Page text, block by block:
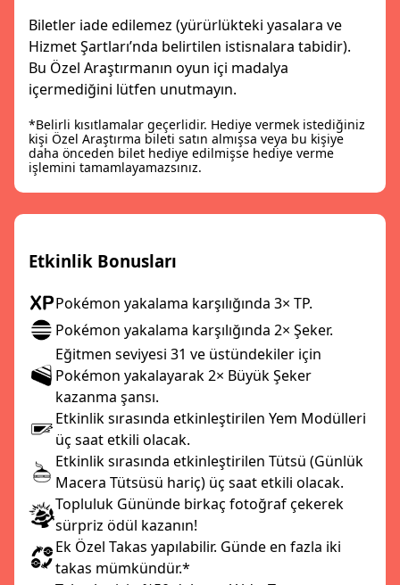
Biletler iade edilemez (yürürlükteki yasalara ve
Hizmet Şartları’nda belirtilen istisnalara tabidir).
Bu Özel Araştırmanın oyun içi madalya
içermediğini lütfen unutmayın.
*Belirli kısıtlamalar geçerlidir. Hediye vermek istediğiniz
kişi Özel Araştırma bileti satın almışsa veya bu kişiye
daha önceden bilet hediye edilmişse hediye verme
işlemini tamamlayamazsınız.
Etkinlik Bonusları
Pokémon yakalama karşılığında 3× TP.
Pokémon yakalama karşılığında 2× Şeker.
Eğitmen seviyesi 31 ve üstündekiler için
Pokémon yakalayarak 2× Büyük Şeker
kazanma şansı.
Etkinlik sırasında etkinleştirilen Yem Modülleri
üç saat etkili olacak.
Etkinlik sırasında etkinleştirilen Tütsü (Günlük
Macera Tütsüsü hariç) üç saat etkili olacak.
Topluluk Gününde birkaç fotoğraf çekerek
sürpriz ödül kazanın!
Ek Özel Takas yapılabilir. Günde en fazla iki
takas mümkündür.*